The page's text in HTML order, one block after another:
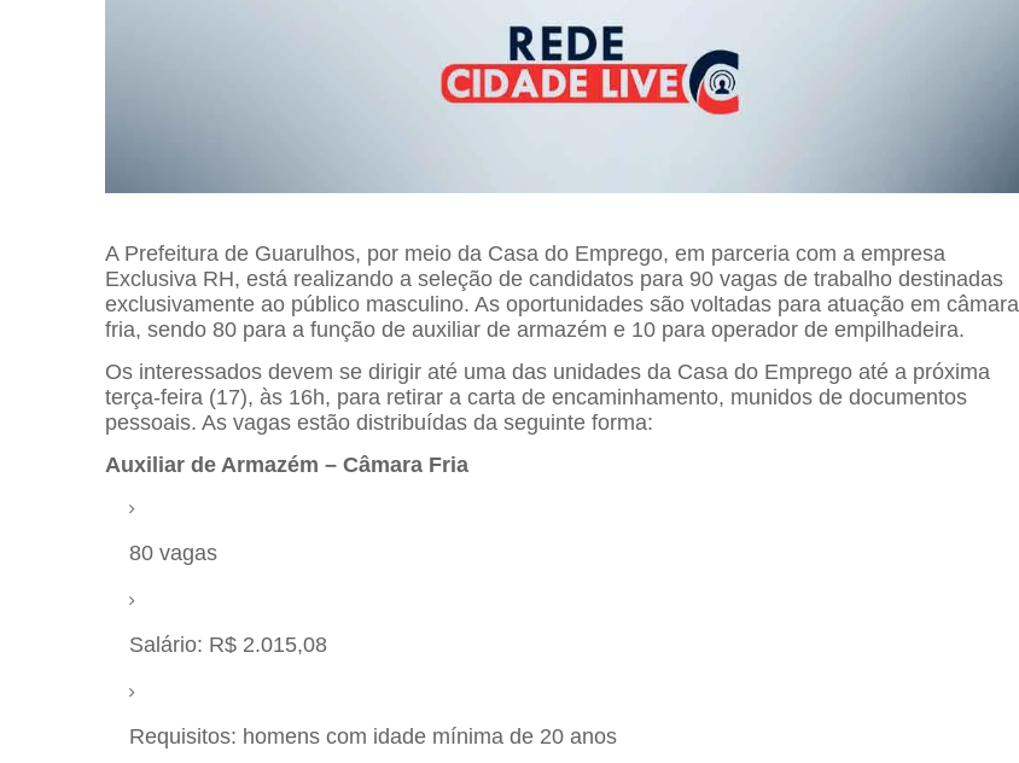
A Prefeitura de Guarulhos, por meio da Casa do Emprego, em parceria com a empresa
Exclusiva RH, está realizando a seleção de candidatos para 90 vagas de trabalho destinadas
exclusivamente ao público masculino. As oportunidades são voltadas para atuação em câmara
fria, sendo 80 para a função de auxiliar de armazém e 10 para operador de empilhadeira.
Os interessados devem se dirigir até uma das unidades da Casa do Emprego até a próxima
terça-feira (17), às 16h, para retirar a carta de encaminhamento, munidos de documentos
pessoais. As vagas estão distribuídas da seguinte forma:
Auxiliar de Armazém – Câmara Fria
80 vagas
Salário: R$ 2.015,08
Requisitos: homens com idade mínima de 20 anos